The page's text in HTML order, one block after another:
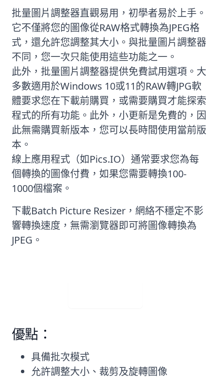
批量圖片調整器直觀易用，初學者易於上手。
它不僅將您的圖像從RAW格式轉換為JPEG格
式，還允許您調整其大小。與批量圖片調整器
不同，您一次只能使用這些功能之一。
此外，批量圖片調整器提供免費試用選項。大
多數適用於Windows 10或11的RAW轉JPG軟
體要求您在下載前購買，或需要購買才能探索
程式的所有功能。此外，小更新是免費的，因
此無需購買新版本，您可以長時間使用當前版
本。
線上應用程式（如Pics.IO）通常要求您為每
個轉換的圖像付費，如果您需要轉換100-
1000個檔案。
下載Batch Picture Resizer，網絡不穩定不影
響轉換速度，無需瀏覽器即可將圖像轉換為
JPEG。
優點：
具備批次模式
允許調整大小、裁剪及旋轉圖像